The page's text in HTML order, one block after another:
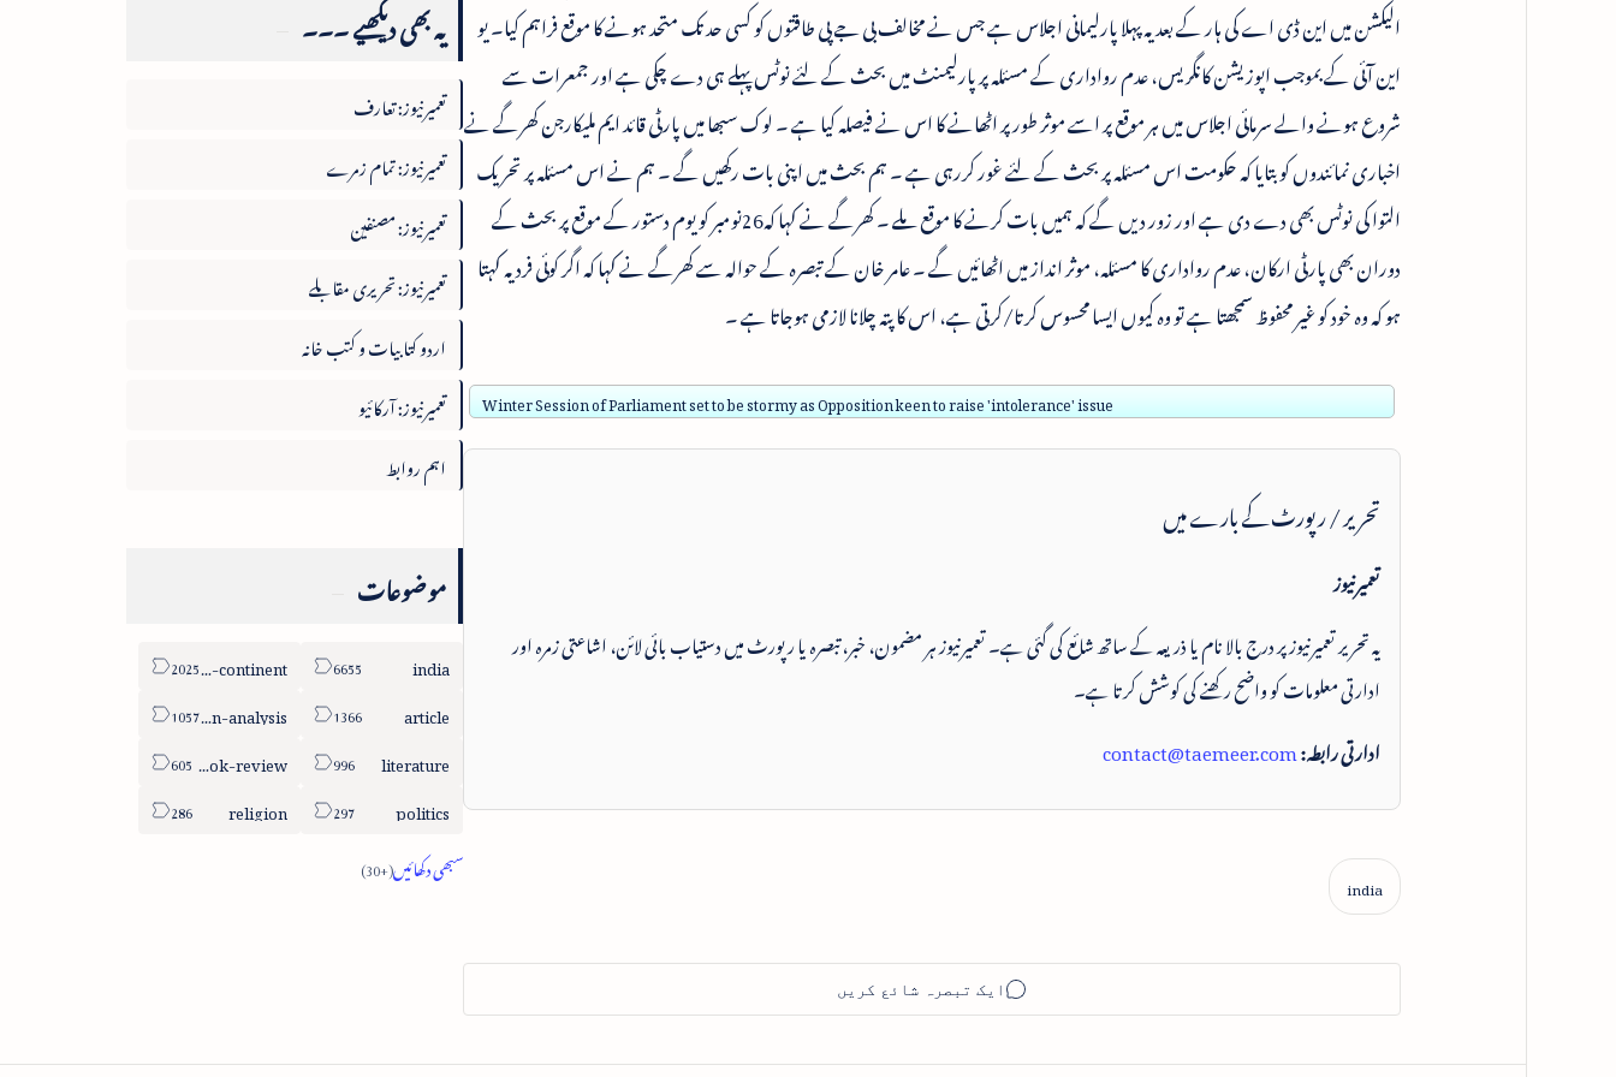
الیکشن میں این ڈی اے کی ہار کے بعد یہ پہلا پارلیمانی اجلاس ہے جس نے مخالف بی جے پی طاقتوں کو کسی حد تک متحد ہونے کا موقع فراہم کیا۔ یو
این آئی کے بموجب اپوزیشن کانگریس، عدم رواداری کے مسئلہ پر پارلیمنٹ میں بحث کے لئے نوٹس پہلے ہی دے چکی ہے اور جمعرات سے
شروع ہونے والے سرمائی اجلاس میں ہر موقع پر اسے موثر طور پر اٹھانے کا اس نے فیصلہ کیا ہے ۔ لوک سبھا میں پارٹی قائد ایم ملیکارجن کھرگے نے
اخباری نمائندوں کو بتایا کہ حکومت اس مسئلہ پر بحث کے لئے غور کررہی ہے ۔ ہم بحث میں اپنی بات رکھیں گے ۔ ہم نے اس مسئلہ پر تحریک
التوا کی نوٹس بھی دے دی ہے اور زور دیں گے کہ ہمیں بات کرنے کا موقع ملے ۔ کھرگے نے کہا کہ26نومبر کو یوم دستور کے موقع پر بحث کے
دوران بھی پارٹی ارکان، عدم رواداری کا مسئلہ، موثر انداز میں اٹھائیں گے ۔ عامر خان کے تبصرہ کے حوالہ سے کھرگے نے کہا کہ اگر کوئی فرد یہ کہتا
ہو کہ وہ خود کو غیر محفوظ سمجھتا ہے تو وہ کیوں ایسا محسوس کرتا/کرتی ہے، اس کا پتہ چلانا لازمی ہوجاتا ہے ۔
Winter Session of Parliament set to be stormy as Opposition keen to raise 'intolerance' issue
تحریر / رپورٹ کے بارے میں
تعمیرنیوز
یہ تحریر تعمیرنیوز پر درج بالا نام یا ذریعہ کے ساتھ شائع کی گئی ہے۔ تعمیرنیوز ہر مضمون، خبر، تبصرہ یا رپورٹ میں دستیاب بائی لائن، اشاعتی زمرہ اور
ادارتی معلومات کو واضح رکھنے کی کوشش کرتا ہے۔
ادارتی رابطہ:contact@taemeer.com
یہ بھی دیکھیے ۔۔۔
تعمیرنیوز: تعارف
تعمیرنیوز: تمام زمرے
تعمیرنیوز: مصنفین
تعمیرنیوز: تحریری مقابلے
اردو کتابیات و کتب خانہ
تعمیرنیوز: آرکائیو
اہم روابط
موضوعات
india
sub-continent
article
column-analysis
literature
book-review
politics
religion